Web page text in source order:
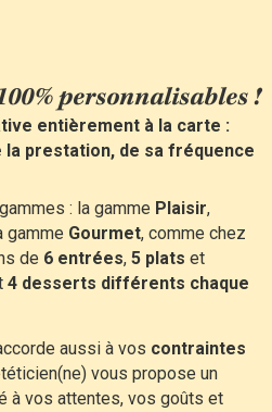
personnalisables !
entièrement à la carte :
la prestation, de sa fréquence
: la gamme Plaisir,
gamme Gourmet, comme chez
de 6 entrées, 5 plats et
4 desserts différents chaque
aussi à vos contraintes
vous propose un
à vos attentes, vos goûts et